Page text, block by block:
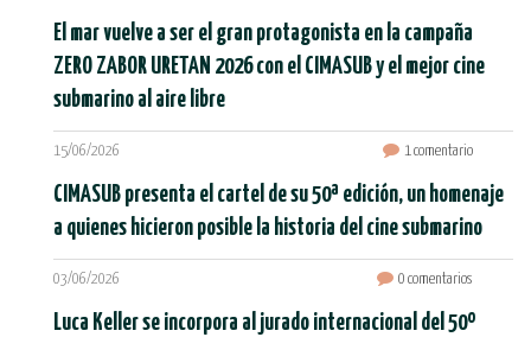
El mar vuelve a ser el gran protagonista en la campaña
ZERO ZABOR URETAN 2026 con el CIMASUB y el mejor cine
submarino al aire libre
15/06/2026 1 comentario
CIMASUB presenta el cartel de su 50ª edición, un homenaje
a quienes hicieron posible la historia del cine submarino
03/06/2026 0 comentarios
Luca Keller se incorpora al jurado internacional del 50º